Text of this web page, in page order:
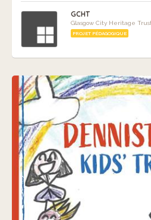
GCHT
Glasgow City Heritage Trust
PROJET PÉDAGOGIQUE